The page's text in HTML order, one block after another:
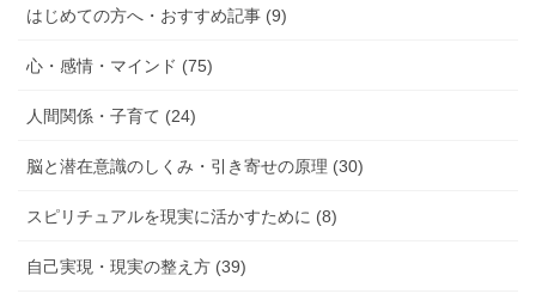
はじめての方へ・おすすめ記事 (9)
心・感情・マインド (75)
人間関係・子育て (24)
脳と潜在意識のしくみ・引き寄せの原理 (30)
スピリチュアルを現実に活かすために (8)
自己実現・現実の整え方 (39)